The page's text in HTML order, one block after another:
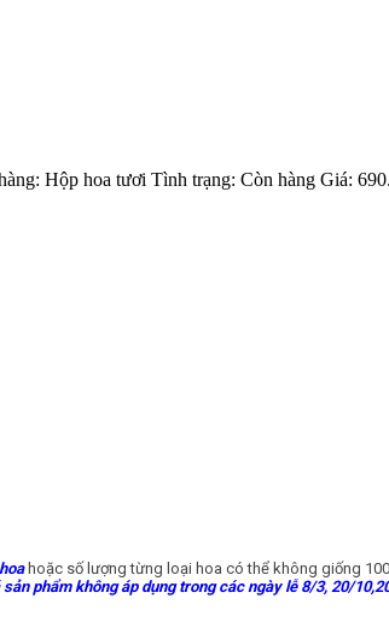
Hộp hoa tươi Tình trạng: Còn hàng Giá:
hoặc số lượng từng loại hoa có thể không giống
phẩm không áp dụng trong các ngày lễ 8/3, 20/